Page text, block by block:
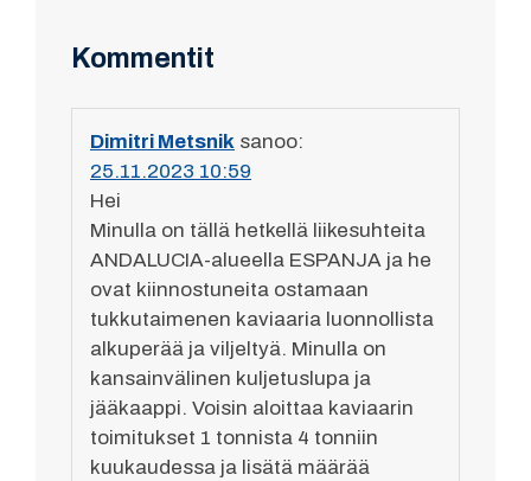
Kommentit
Dimitri Metsnik sanoo:
25.11.2023 10:59
Hei
Minulla on tällä hetkellä liikesuhteita
ANDALUCIA-alueella ESPANJA ja he
ovat kiinnostuneita ostamaan
tukkutaimenen kaviaaria luonnollista
alkuperää ja viljeltyä. Minulla on
kansainvälinen kuljetuslupa ja
jääkaappi. Voisin aloittaa kaviaarin
toimitukset 1 tonnista 4 tonniin
kuukaudessa ja lisätä määrää